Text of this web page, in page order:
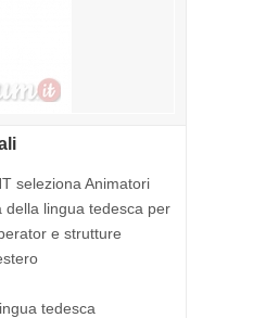
seleziona Animatori
lingua tedesca per
e strutture
tedesca